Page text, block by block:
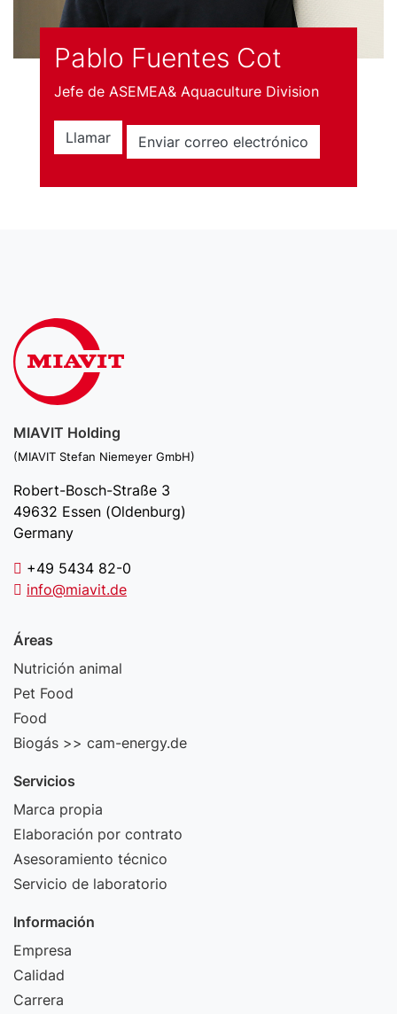
Pablo Fuentes Cot
Jefe de ASEMEA& Aquaculture Division
Llamar Enviar correo electrónico
MIAVIT Holding
(MIAVIT Stefan Niemeyer GmbH)
Robert-Bosch-Straße 3
49632 Essen (Oldenburg)
Germany
+49 5434 82-0
info@miavit.de
Áreas
Nutrición animal
Pet Food
Food
Biogás >> cam-energy.de
Servicios
Marca propia
Elaboración por contrato
Asesoramiento técnico
Servicio de laboratorio
Información
Empresa
Calidad
Carrera